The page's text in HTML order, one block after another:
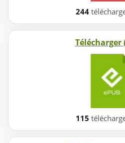
244
Télécharger
115